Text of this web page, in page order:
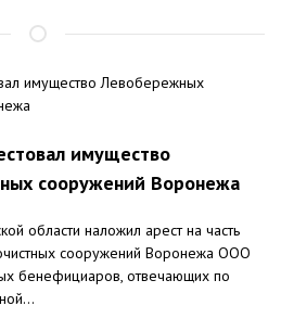
имущество
сооружений Воронежа
области наложил арест на часть
сооружений Воронежа ООО
бенефициаров, отвечающих по